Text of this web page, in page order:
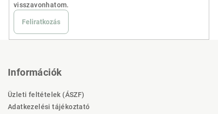
visszavonhatom.
Feliratkozás
Információk
Üzleti feltételek (ÁSZF)
Adatkezelési tájékoztató